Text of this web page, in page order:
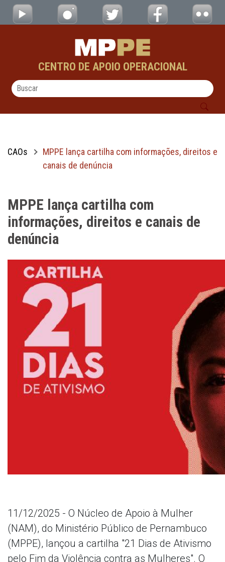
Pular para o Conteúdo principal
MPPE lança cartilha com informações,
CENTRO DE APOIO OPERACIONAL
CAOs
MPPE lança cartilha com informações, direitos e
canais de denúncia
MPPE lança cartilha com
informações, direitos e canais de
denúncia
11/12/2025 - O Núcleo de Apoio à Mulher
(NAM), do Ministério Público de Pernambuco
(MPPE), lançou a cartilha "21 Dias de Ativismo
pelo Fim da Violência contra as Mulheres". O